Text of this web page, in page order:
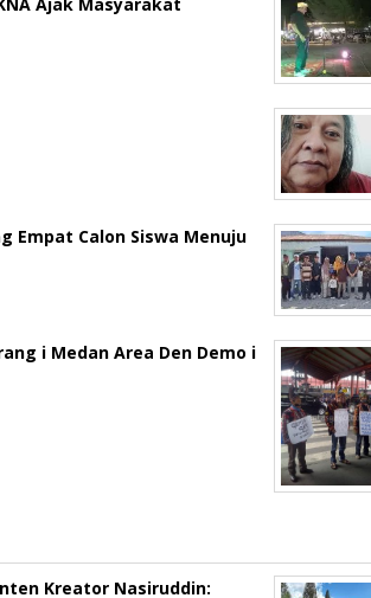
Empat Calon Siswa Menuju
i Medan Area Den Demo i
Kreator Nasiruddin: